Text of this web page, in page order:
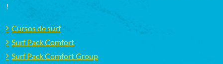
!
Cursos de surf
Surf Pack Comfort
Surf Pack Comfort Group